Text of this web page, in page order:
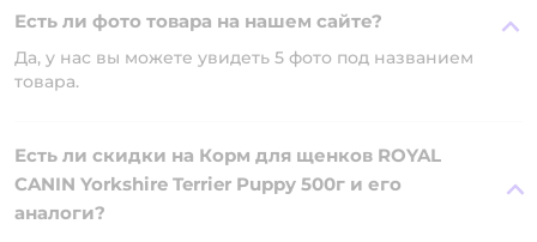
Есть ли фото товара на нашем сайте?
Да, у нас вы можете увидеть 5 фото под названием
товара.
Есть ли скидки на Корм для щенков ROYAL
CANIN Yorkshire Terrier Puppy 500г и его
аналоги?